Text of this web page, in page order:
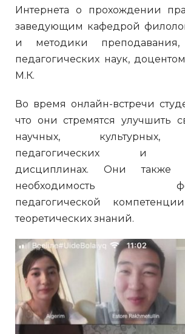
Интернета о прохождении
заведующим кафедрой
и методики преподавания,
педагогических наук,
М.К.
Во время онлайн-встречи
что они стремятся улучшить
научных, культурных,
педагогических и
дисциплинах. Они также
необходимость
педагогической
теоретических знаний.